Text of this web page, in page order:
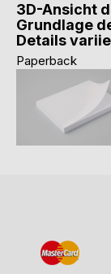
3D-Ansicht
Grundlage
Details
Paperback